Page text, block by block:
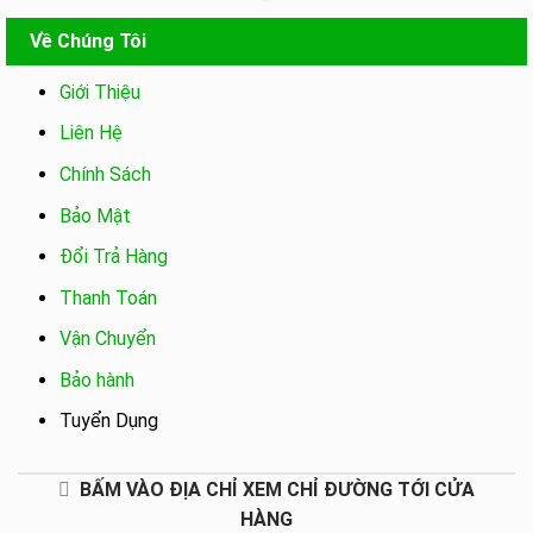
Về Chúng Tôi
Giới Thiệu
Liên Hệ
Chính Sách
Bảo Mật
Đổi Trả Hàng
Thanh Toán
Vận Chuyển
Bảo hành
Tuyển Dụng
BẤM VÀO ĐỊA CHỈ XEM CHỈ ĐƯỜNG TỚI CỬA
HÀNG